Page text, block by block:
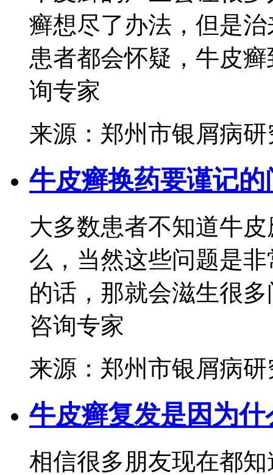
癣想尽了办法，但是
患者都会怀疑，牛皮
询专家
来源：郑州市银屑病
牛皮癣换药要谨记的
大多数患者不知道牛
么，当然这些问题是
的话，那就会滋生很
咨询专家
来源：郑州市银屑病
牛皮癣复发是因为什
相信很多朋友现在都